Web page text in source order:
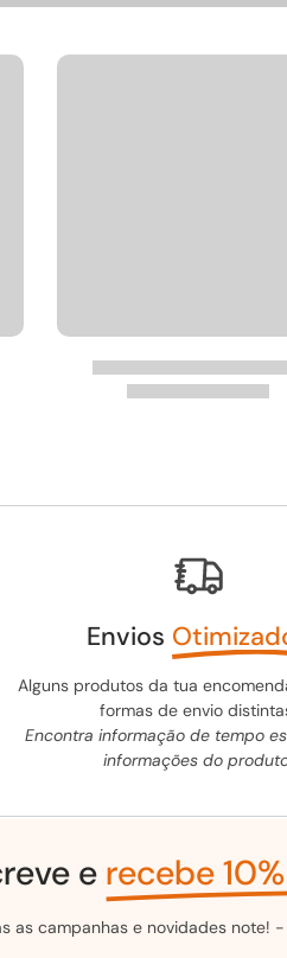
Envios
Alguns produtos da tua
formas de envio
Encontra informação de tempo
informações do
e recebe
as campanhas e novidades note!